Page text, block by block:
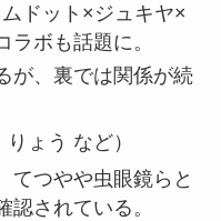
ドット×ジュキヤ×
ボも話題に。
が、裏では関係が続
ょう など）
てつやや虫眼鏡らと
されている。